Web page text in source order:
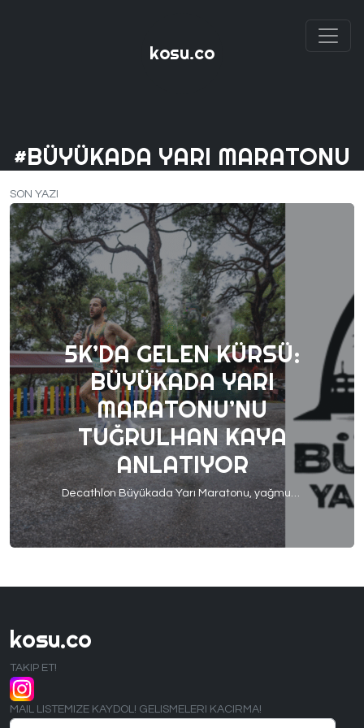
kosu.co
#BÜYÜKADA YARI MARATONU
SON YAZI
5K’DA GELEN KÜRSÜ:
BÜYÜKADA YARI
MARATONU’NU
TUĞRULHAN KAYA
ANLATIYOR
Decathlon Büyükada Yarı Maratonu, yağmurlu ve zorlu hava koşullarına rağmen enerjisi yüksek bir yarış oldu. 5K parkurunda genel klasmanda 3.’lüğü elde eden Tuğrulhan Kaya, hemen hemen katıldığı her yarışta kürsü gören bir isim. Aktif olarak No Reason Co koşu kulübü ile antrenmanlarına devam eden Tuğrulhan, hem yarış deneyimini hem de hazırlık sürecini bizimle paylaştı. 1. Büyükada […]
kosu.co
TAKIP ET!
MAIL LISTEMIZE KAYDOL! GELISMELERI KACIRMA!